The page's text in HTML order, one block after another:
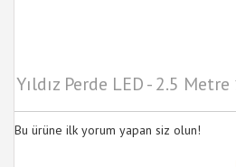
Yıldız Perde LED - 2.5
Bu ürüne ilk yorum yapan siz olun!